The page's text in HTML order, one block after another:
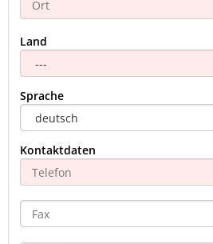
Land
Sprache
Kontaktdaten